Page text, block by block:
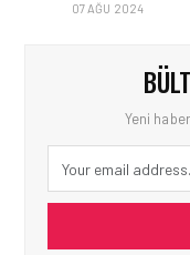
07 AĞU 2024
Yeni